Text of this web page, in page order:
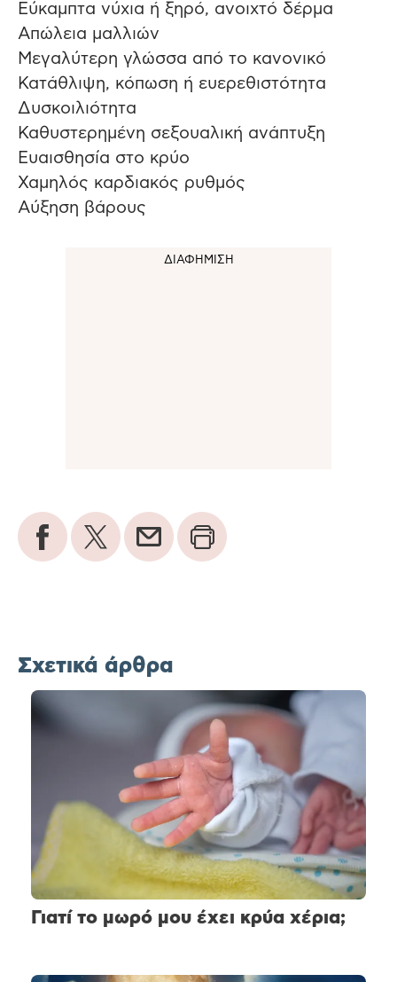
Εύκαμπτα νύχια ή ξηρό, ανοιχτό δέρμα
Απώλεια μαλλιών
Μεγαλύτερη γλώσσα από το κανονικό
Κατάθλιψη, κόπωση ή ευερεθιστότητα
Δυσκοιλιότητα
Καθυστερημένη σεξουαλική ανάπτυξη
Ευαισθησία στο κρύο
Χαμηλός καρδιακός ρυθμός
Αύξηση βάρους
Σχετικά άρθρα
Γιατί το μωρό μου έχει κρύα χέρια;